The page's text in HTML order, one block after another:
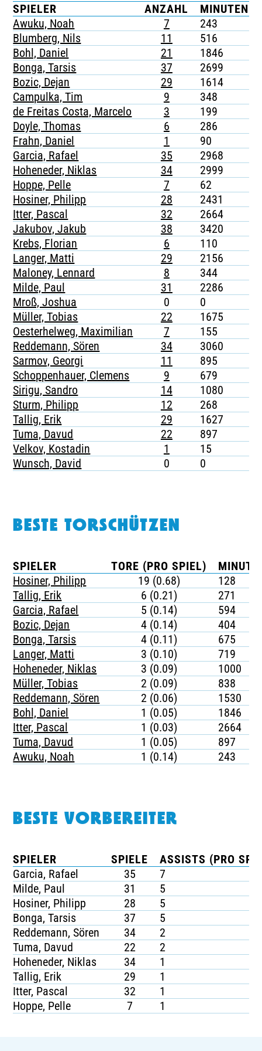
TICKETING
SPIELER
ANZAHL MINUTEN
Awuku, Noah
7 243
Blumberg, Nils
11 516
Bohl, Daniel
21 1846
Bonga, Tarsis
37 2699
Bozic, Dejan
29 1614
Campulka, Tim
9 348
de Freitas Costa, Marcelo
3 199
Doyle, Thomas
6 286
Frahn, Daniel
1 90
Garcia, Rafael
35 2968
Hoheneder, Niklas
34 2999
Hoppe, Pelle
7 62
Hosiner, Philipp
28 2431
Itter, Pascal
32 2664
Jakubov, Jakub
38 3420
Krebs, Florian
6 110
Langer, Matti
29 2156
Maloney, Lennard
8 344
Milde, Paul
31 2286
Mroß, Joshua
0 0
Müller, Tobias
22 1675
Oesterhelweg, Maximilian
7 155
Reddemann, Sören
34 3060
Sarmov, Georgi
11 895
Schoppenhauer, Clemens
9 679
Sirigu, Sandro
14 1080
Sturm, Philipp
12 268
Tallig, Erik
29 1627
Tuma, Davud
22 897
Velkov, Kostadin
1 15
Wunsch, David
0 0
BESTE TORSCHÜTZEN
SPIELER TORE (PRO SPIEL)
Hosiner, Philipp
19 (0.68)
128
Tallig, Erik
6 (0.21)
271
Garcia, Rafael
5 (0.14)
594
Bozic, Dejan
4 (0.14)
404
Bonga, Tarsis
4 (0.11)
675
Langer, Matti
3 (0.10)
719
Hoheneder, Niklas
3 (0.09)
1000
Müller, Tobias
2 (0.09)
838
Reddemann, Sören
2 (0.06)
1530
Bohl, Daniel
1 (0.05)
1846
Itter, Pascal
1 (0.03)
2664
Tuma, Davud
1 (0.05)
897
Awuku, Noah
1 (0.14) 243
BESTE VORBEREITER
SPIELER SPIELE
ASSISTS (PRO
Garcia, Rafael
35
7
Milde, Paul
31
5
Hosiner, Philipp
28
5
Bonga, Tarsis
37
5
Reddemann, Sören
34
2
Tuma, Davud
22
2
Hoheneder, Niklas
34
1
Tallig, Erik
29
1
Itter, Pascal
32
1
Hoppe, Pelle
7 1